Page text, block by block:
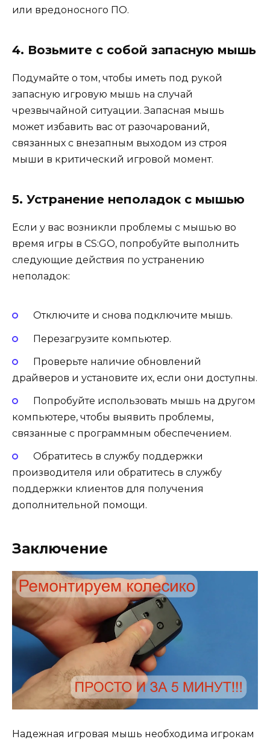
или вредоносного ПО.
4. Возьмите с собой запасную мышь
Подумайте о том, чтобы иметь под рукой
запасную игровую мышь на случай
чрезвычайной ситуации. Запасная мышь
может избавить вас от разочарований,
связанных с внезапным выходом из строя
мыши в критический игровой момент.
5. Устранение неполадок с мышью
Если у вас возникли проблемы с мышью во
время игры в CS:GO, попробуйте выполнить
следующие действия по устранению
неполадок:
Отключите и снова подключите мышь.
Перезагрузите компьютер.
Проверьте наличие обновлений
драйверов и установите их, если они доступны.
Попробуйте использовать мышь на другом
компьютере, чтобы выявить проблемы,
связанные с программным обеспечением.
Обратитесь в службу поддержки
производителя или обратитесь в службу
поддержки клиентов для получения
дополнительной помощи.
Заключение
Надежная игровая мышь необходима игрокам